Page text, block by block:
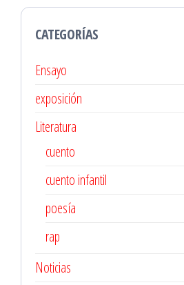
CATEGORÍAS
Ensayo
exposición
Literatura
cuento
cuento infantil
poesía
rap
Noticias